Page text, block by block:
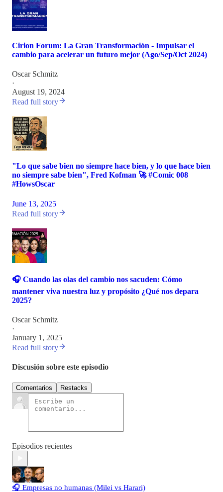
Cirion Forum: La Gran Transformación - Impulsar el
cambio para acelerar un futuro mejor (Ago/Sep/Oct 2024)
Oscar Schmitz
·
August 19, 2024
Read full story
"Lo que sabe bien no siempre hace bien, y lo que hace bien
no siempre sabe bien", Fred Kofman 🚀 #Comic 008
#HowsOscar
June 13, 2025
Read full story
🎧 Cuando las olas del cambio nos sacuden: Cómo
mantener viva nuestra luz y propósito ¿Qué nos depara
2025?
Oscar Schmitz
·
January 1, 2025
Read full story
Discusión sobre este episodio
Comentarios Restacks
Episodios recientes
🎧 Empresas no humanas (Milei vs Harari)